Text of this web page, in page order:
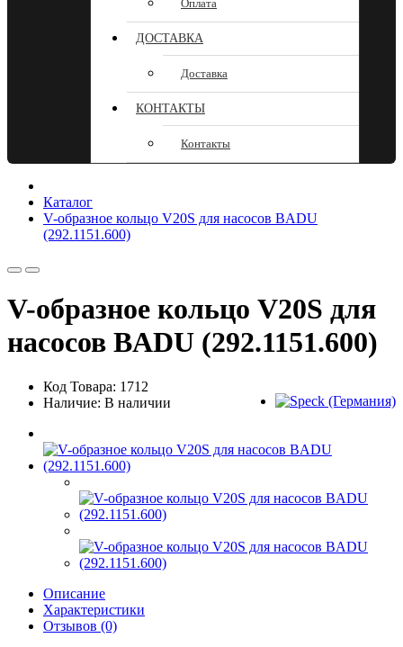
Оплата
ДОСТАВКА
Доставка
КОНТАКТЫ
Контакты
Каталог
V-образное кольцо V20S для насосов BADU
(292.1151.600)
V-образное кольцо V20S для
насосов BADU (292.1151.600)
Код Товара: 1712
Наличие: В наличии
Описание
Характеристики
Отзывов (0)